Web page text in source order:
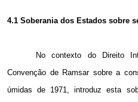
4.1 Soberania dos Estados sobre
No contexto do Direito
Convenção de Ramsar sobre a
úmidas de 1971, introduz esta